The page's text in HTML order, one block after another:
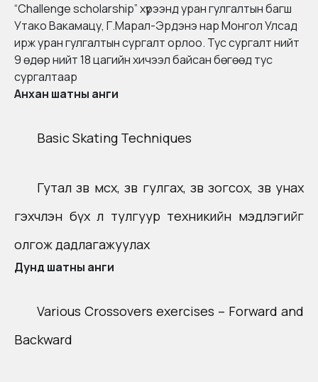
“Challenge scholarship” хүрээнд уран гулгалтын багш
Утако Вакамацу, Г.Марал-Эрдэнэ нар Монгол Улсад
ирж уран гулгалтын сургалт орлоо. Тус сургалт нийт
9 өдөр нийт 18 цагийн хичээл байсан бөгөөд тус
сургалтаар
Анхан шатны анги​
Basic Skating Techniques
Гутал зөв өмсөх, зөв гулгах, зөв зогсох, зөв унах
гэхчлэн бүх л тулгуур техникийн мэдлэгийг
олгож дадлагажуулах​
Дунд шатны анги
Various Crossovers exercises – Forward and
Backward​